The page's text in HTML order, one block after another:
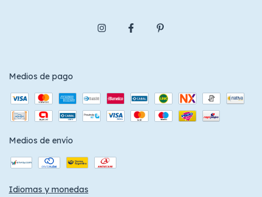
Medios de pago
Medios de envío
Idiomas y monedas